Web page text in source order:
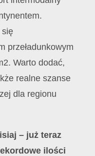
się
przeładunkowym
Warto dodać,
realne szanse
dla regionu
– już teraz
ilości